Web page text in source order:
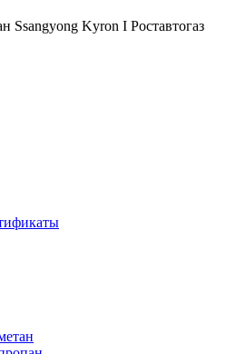
Ssangyong Kyron I Роставтогаз